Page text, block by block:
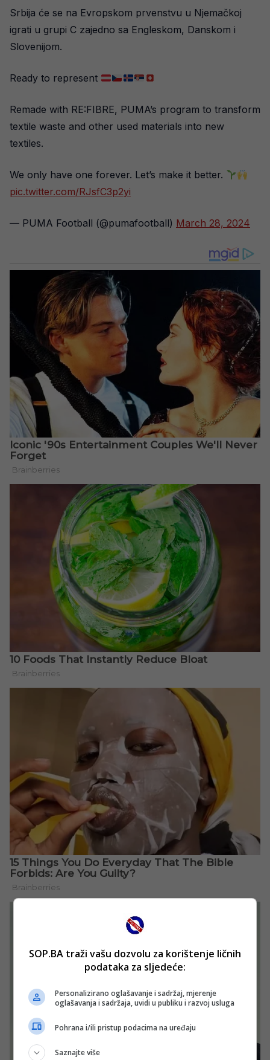
Srbija će se na Evropskom prvenstvu u Njemačkoj
igrati u grupi C zajedno sa Engleskom, Danskom i
Slovenijom.
Ready to represent
Remade with RE:FIBRE, PUMA’s program to transform
textile waste and other used materials into new
textiles.
We only have one forever. Let’s make it better.
pic.twitter.com/RJsfC3p2yi
— PUMA Football (@pumafootball) March 28, 2024
SOP.BA traži vašu dozvolu za korištenje ličnih
podataka za sljedeće:
Personalizirano oglašavanje i sadržaj, mjerenje
oglašavanja i sadržaja, uvidi u publiku i razvoj usluga
Pohrana i/ili pristup podacima na uređaju
Saznajte više